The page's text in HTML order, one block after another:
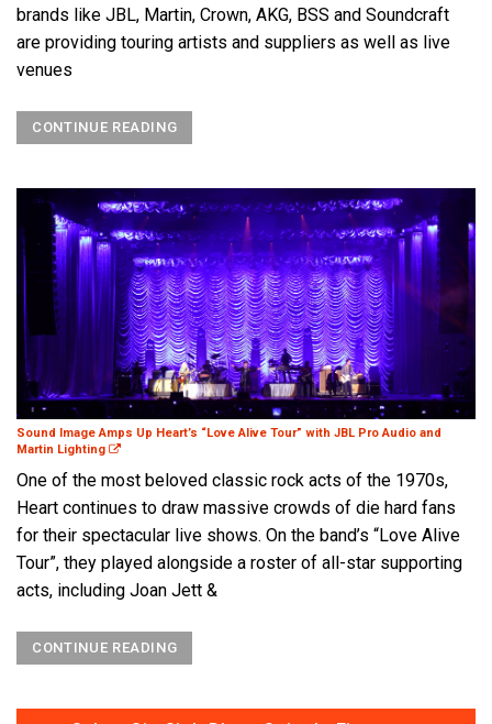
brands like JBL, Martin, Crown, AKG, BSS and Soundcraft
are providing touring artists and suppliers as well as live
venues
CONTINUE READING
Sound Image Amps Up Heart’s “Love Alive Tour” with JBL Pro Audio and
Martin Lighting
One of the most beloved classic rock acts of the 1970s,
Heart continues to draw massive crowds of die hard fans
for their spectacular live shows. On the band’s “Love Alive
Tour”, they played alongside a roster of all-star supporting
acts, including Joan Jett &
CONTINUE READING